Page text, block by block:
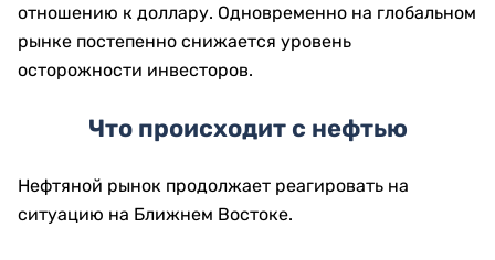
отношению к доллару. Одновременно на глобальном
рынке постепенно снижается уровень
осторожности инвесторов.
Что происходит с нефтью
Нефтяной рынок продолжает реагировать на
ситуацию на Ближнем Востоке.